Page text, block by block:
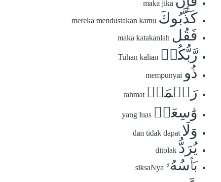
maka jika
كَذَّبُوكَ mereka mendustakan kamu
فَقُل maka katakanlah
رَّبُّكُمۡ Tuhan kalian
ذُو mempunyai
رَحۡمَةٖ rahmat
وَٰسِعَةٖ yang luas
وَلَا dan tidak dapat
يُرَدُّ ditolak
بَأۡسُهُۥ siksaNya